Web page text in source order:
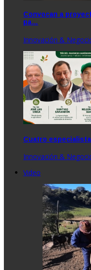
Convocan a
pa…
Innovación &
Cuatro
Innovación &
Video